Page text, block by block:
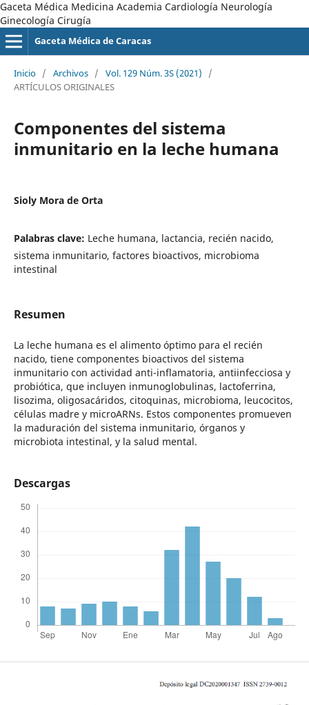
Gaceta Médica Medicina Academia Cardiología Neurología
Ginecología Cirugía
Gaceta Médica de Caracas
Inicio / Archivos / Vol. 129 Núm. 3S (2021)
/
ARTÍCULOS ORIGINALES
Componentes del sistema
inmunitario en la leche humana
Sioly Mora de Orta
Palabras clave: Leche humana, lactancia, recién nacido,
sistema inmunitario, factores bioactivos, microbioma
intestinal
Resumen
La leche humana es el alimento óptimo para el recién
nacido, tiene componentes bioactivos del sistema
inmunitario con actividad anti-inflamatoria, antiinfecciosa y
probiótica, que incluyen inmunoglobulinas, lactoferrina,
lisozima, oligosacáridos, citoquinas, microbioma, leucocitos,
células madre y microARNs. Estos componentes promueven
la maduración del sistema inmunitario, órganos y
microbiota intestinal, y la salud mental.
Descargas